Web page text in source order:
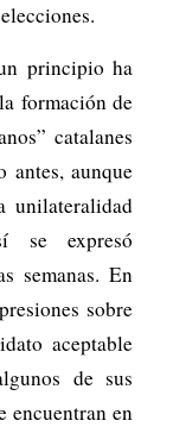
principio ha
formación de
catalanes
antes, aunque
unilateralidad
se expresó
semanas. En
sobre
aceptable
de sus
encuentran en